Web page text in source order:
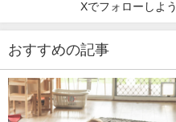
Xでフォローしよう
おすすめの記事